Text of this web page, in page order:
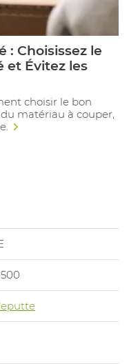
: Choisissez le
et Évitez les
choisir le bon
matériau à couper,